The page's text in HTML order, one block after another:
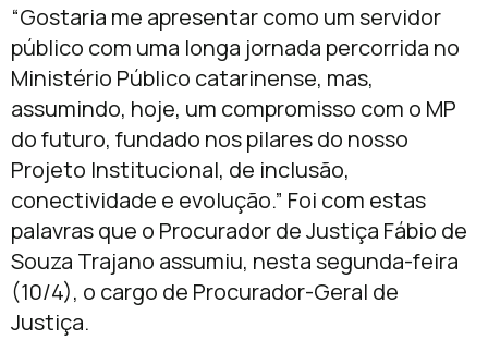
“Gostaria me apresentar como um servidor
público com uma longa jornada percorrida no
Ministério Público catarinense, mas,
assumindo, hoje, um compromisso com o MP
do futuro, fundado nos pilares do nosso
Projeto Institucional, de inclusão,
conectividade e evolução.” Foi com estas
palavras que o Procurador de Justiça Fábio de
Souza Trajano assumiu, nesta segunda-feira
(10/4), o cargo de Procurador-Geral de
Justiça.